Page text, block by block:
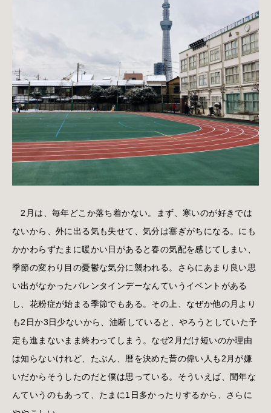
2月は、毎年どこか落ち着かない。まず、寒いのが好きでは
ないから、外に出る気も失せて、気分は塞ぎがちになる。にも
かかわらずたまに暖かい日があると春の気配を感じてしまい、
季節の変わり目の憂鬱な気分に襲われる。さらにあまり良い思
い出がなかったバレンタインデーなんていうイベントがある
し、花粉症が始まる季節でもある。その上、なぜか他の月より
も2日か3日少ないから、油断していると、やろうとしていた予
定も進まないまま終わってしまう。なぜ2月だけ短いのか理由
は知らないけれど、たぶん、暦を決めた昔の偉い人も2月が嫌
いだからそうしたのだと僕は思っている。そういえば、閏年な
んていうのもあって、たまに1日多かったりするから、さらに